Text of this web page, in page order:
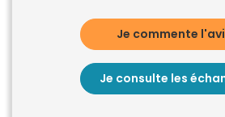
Je commente
Je consulte les